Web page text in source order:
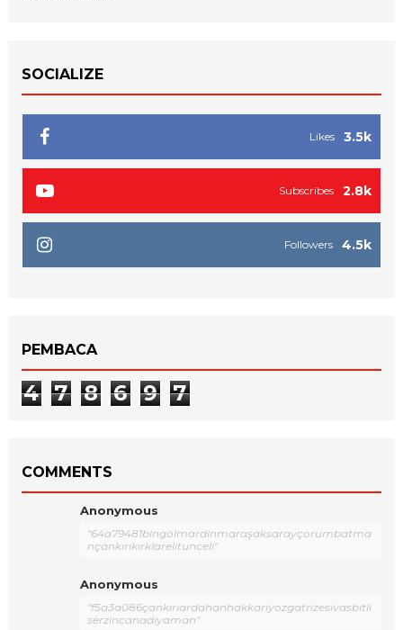
SOCIALIZE
3.5k
Likes
2.8k
Subscribes
4.5k
Followers
PEMBACA
4 7 8 6 9 7
COMMENTS
Anonymous
"64a79481bingölmardinmaraşaksarayçorumbatma
nçankırıkırklarelitunceli"
Anonymous
"f5a3a086çankırıardahanhakkariyozgatrizesivasbitli
serzincanadıyaman"